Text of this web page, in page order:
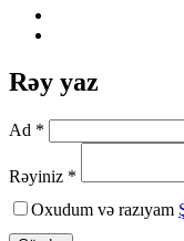
Rəy yaz
Ad *
Rəyiniz *
Oxudum və razıyam